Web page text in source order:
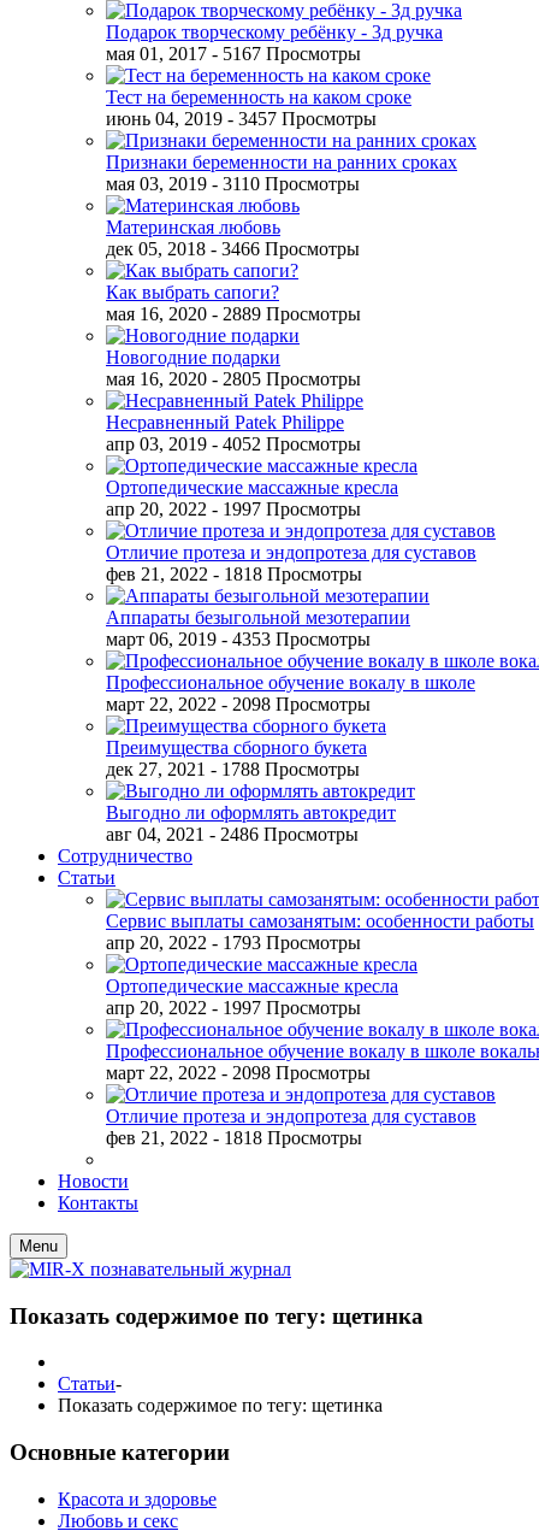
Подарок творческому ребёнку - 3д ручка
мая 01, 2017 - 5167 Просмотры
Тест на беременность на каком сроке
июнь 04, 2019 - 3457 Просмотры
Признаки беременности на ранних сроках
мая 03, 2019 - 3110 Просмотры
Материнская любовь
дек 05, 2018 - 3466 Просмотры
Как выбрать сапоги?
мая 16, 2020 - 2889 Просмотры
Новогодние подарки
мая 16, 2020 - 2805 Просмотры
Несравненный Patek Philippe
апр 03, 2019 - 4052 Просмотры
Ортопедические массажные кресла
апр 20, 2022 - 1997 Просмотры
Отличие протеза и эндопротеза для суставов
фев 21, 2022 - 1818 Просмотры
Аппараты безыгольной мезотерапии
март 06, 2019 - 4353 Просмотры
Профессиональное обучение вокалу в школе
март 22, 2022 - 2098 Просмотры
Преимущества сборного букета
дек 27, 2021 - 1788 Просмотры
Выгодно ли оформлять автокредит
авг 04, 2021 - 2486 Просмотры
Сотрудничество
Статьи
Сервис выплаты самозанятым: особенности работы
апр 20, 2022 - 1793 Просмотры
Ортопедические массажные кресла
апр 20, 2022 - 1997 Просмотры
Профессиональное обучение вокалу в школе
март 22, 2022 - 2098 Просмотры
Отличие протеза и эндопротеза для суставов
фев 21, 2022 - 1818 Просмотры
Новости
Контакты
Menu
Показать содержимое по тегу: щетинка
Статьи-
Показать содержимое по тегу: щетинка
Основные категории
Красота и здоровье
Любовь и секс